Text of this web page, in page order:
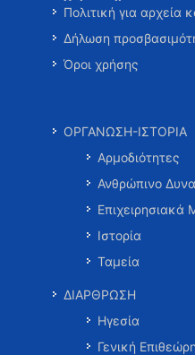
Πολιτική για αρχεία
Δήλωση
Όροι χρήσης
ΟΡΓΑΝΩΣΗ-ΙΣΤΟΡΙΑ
Αρμοδιότητες
Ανθρώπινο
Επιχειρησιακά
Ιστορία
Ταμεία
ΔΙΑΡΘΡΩΣΗ
Ηγεσία
Γενική